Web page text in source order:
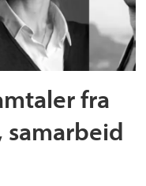
fra
samarbeid